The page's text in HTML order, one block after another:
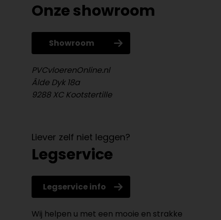
Onze showroom
Showroom
PVCvloerenOnline.nl
Âlde Dyk 18a
9288 XC Kootstertille
Liever zelf niet leggen?
Legservice
Legservice info
Wij helpen u met een mooie en strakke